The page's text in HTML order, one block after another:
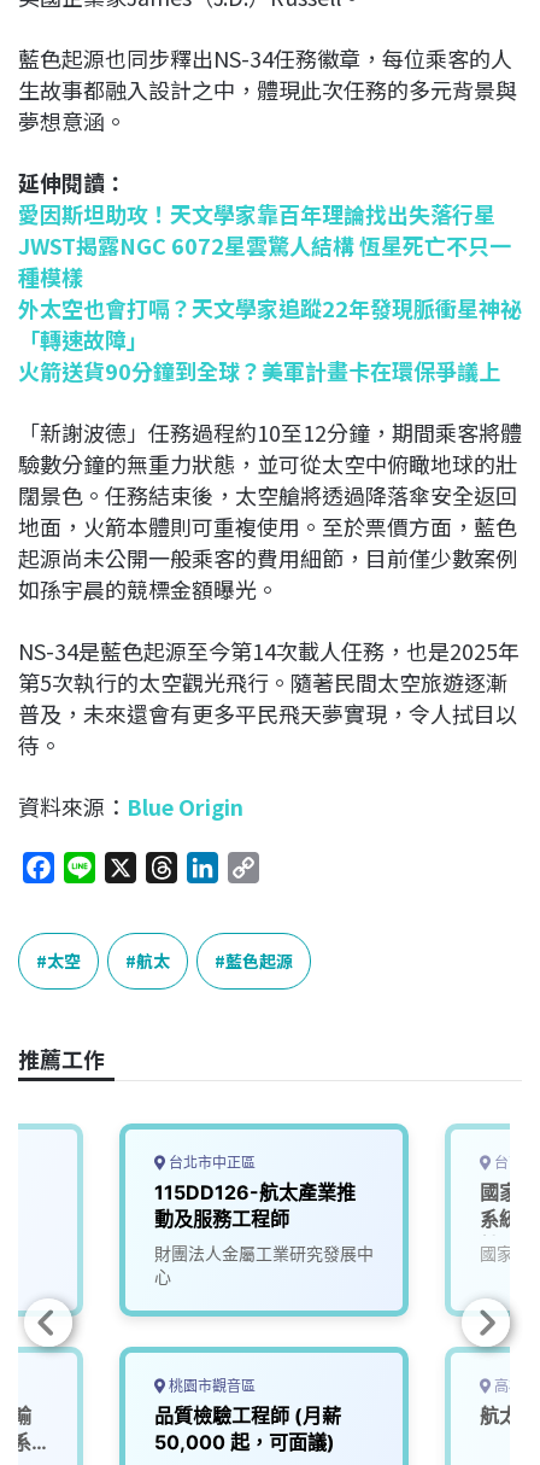
藍色起源也同步釋出NS-34任務徽章，每位乘客的人
生故事都融入設計之中，體現此次任務的多元背景與
夢想意涵。
延伸閱讀：
愛因斯坦助攻！天文學家靠百年理論找出失落行星
JWST揭露NGC 6072星雲驚人結構 恆星死亡不只一
種模樣
外太空也會打嗝？天文學家追蹤22年發現脈衝星神祕
「轉速故障」
火箭送貨90分鐘到全球？美軍計畫卡在環保爭議上
「新謝波德」任務過程約10至12分鐘，期間乘客將體
驗數分鐘的無重力狀態，並可從太空中俯瞰地球的壯
闊景色。任務結束後，太空艙將透過降落傘安全返回
地面，火箭本體則可重複使用。至於票價方面，藍色
起源尚未公開一般乘客的費用細節，目前僅少數案例
如孫宇晨的競標金額曝光。
NS-34是藍色起源至今第14次載人任務，也是2025年
第5次執行的太空觀光飛行。隨著民間太空旅遊逐漸
普及，未來還會有更多平民飛天夢實現，令人拭目以
待。
資料來源： Blue Origin
c
e
b
o
k
e
e
n
k
e
n
p
y
L
k
太空 航太 藍色起源
推薦工作
輸
系
台北市中正區
115DD126-航太產業推
動及服務工程師
財團法人金屬工業研究發展中
心
桃園市觀音區
品質檢驗工程師 (月薪
50,000 起，可面議)
台南
國家
系統
計工
國家太
高雄
航太